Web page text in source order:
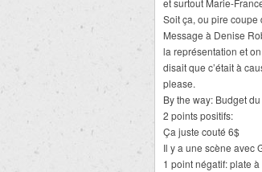
et surtout Marie-
Soit ça, ou pire coupe
Message à Denise
la représentation et
disait que c’était à
please.
By the way: Budget
2 points positifs:
Ça juste couté 6$
Il y a une scène avec
1 point négatif: plate